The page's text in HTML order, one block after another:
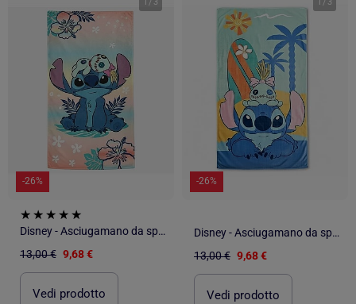
1 / 3
-26%
Disney - Asciugamano da spiaggia bambino con motivo personaggio colorato
13,00 € 9,68 €
Vedi prodotto
1 / 3
-26%
Disney - Asciugamano da spiaggia bambino con motivo personaggio colorato
13,00 € 9,68 €
Vedi prodotto